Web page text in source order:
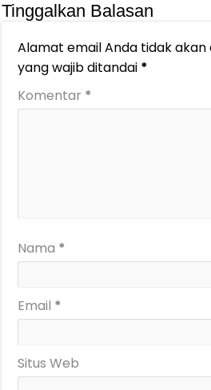
Tinggalkan Balasan
Alamat email Anda tidak akan
yang wajib ditandai *
Komentar *
Nama *
Email *
Situs Web